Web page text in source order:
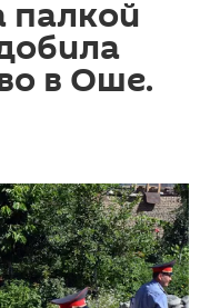
палкой
в Оше.